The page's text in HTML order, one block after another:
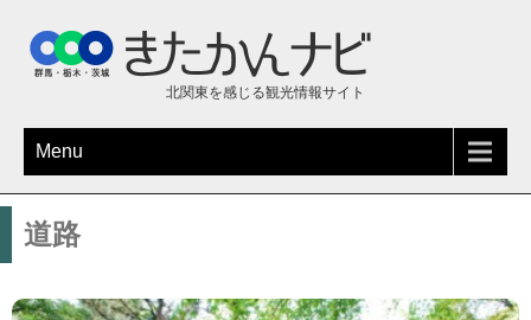
北関東を感じる観光情報サイト
Menu
道路